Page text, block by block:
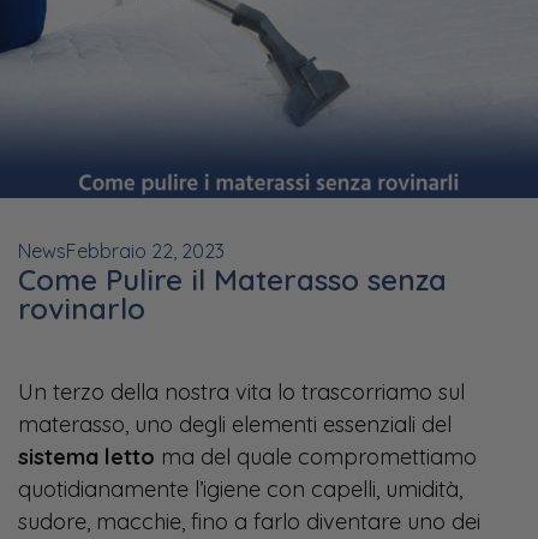
NewsFebbraio 22, 2023
Come Pulire il Materasso senza
rovinarlo
Un terzo della nostra vita lo trascorriamo sul
materasso, uno degli elementi essenziali del
sistema letto ma del quale compromettiamo
quotidianamente l’igiene con capelli, umidità,
sudore, macchie, fino a farlo diventare uno dei